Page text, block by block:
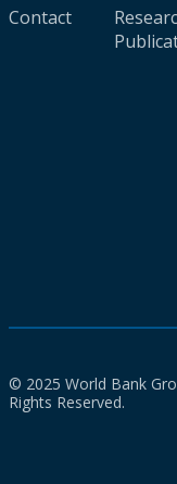
Contact
© 2025 World Bank
Rights Reserved.